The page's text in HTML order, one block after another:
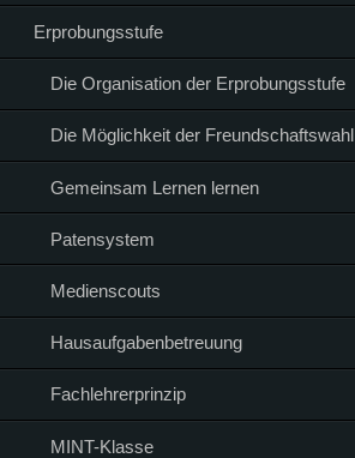
Erprobungsstufe
Die Organisation der Erprobungsstufe
Die Möglichkeit der Freundschaftswahl
Gemeinsam Lernen lernen
Patensystem
Medienscouts
Hausaufgabenbetreuung
Fachlehrerprinzip
MINT-Klasse